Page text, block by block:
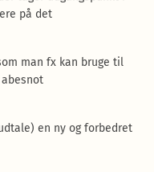
på det
man fx kan bruge til
abesnot
en ny og forbedret